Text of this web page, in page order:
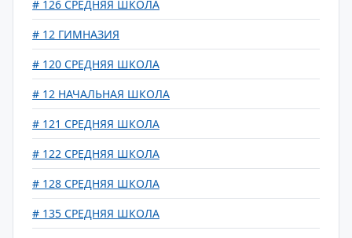
# 126 СРЕДНЯЯ ШКОЛА
# 12 ГИМНАЗИЯ
# 120 СРЕДНЯЯ ШКОЛА
# 12 НАЧАЛЬНАЯ ШКОЛА
# 121 СРЕДНЯЯ ШКОЛА
# 122 СРЕДНЯЯ ШКОЛА
# 128 СРЕДНЯЯ ШКОЛА
# 135 СРЕДНЯЯ ШКОЛА